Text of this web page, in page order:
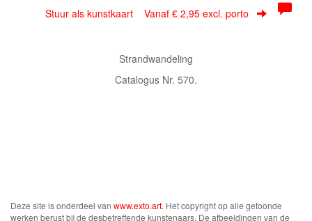
Stuur als kunstkaart Vanaf € 2,95 excl. porto
Strandwandeling
Catalogus Nr. 570.
Deze site is onderdeel van www.exto.art. Het copyright op alle getoonde
werken berust bij de desbetreffende kunstenaars. De afbeeldingen van de